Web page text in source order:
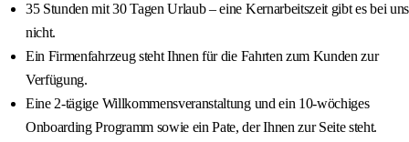
35 Stunden mit 30 Tagen Urlaub – eine Kernarbeitszeit gibt es bei uns
nicht.
Ein Firmenfahrzeug steht Ihnen für die Fahrten zum Kunden zur
Verfügung.
Eine 2-tägige Willkommensveranstaltung und ein 10-wöchiges
Onboarding Programm sowie ein Pate, der Ihnen zur Seite steht.